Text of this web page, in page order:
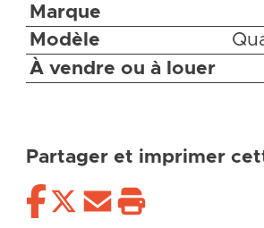
Marque
Modèle
À vendre ou à louer
Partager et imprimer